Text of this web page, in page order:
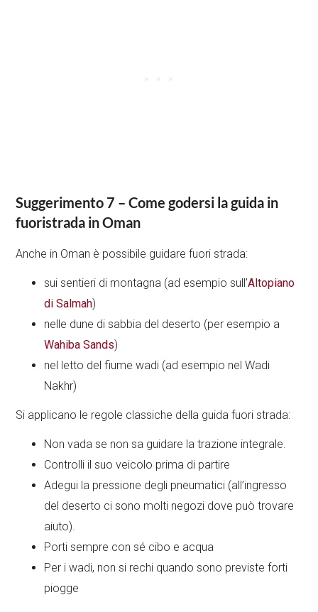
Suggerimento 7 – Come godersi la guida in
fuoristrada in Oman
Anche in Oman è possibile guidare fuori strada:
sui sentieri di montagna (ad esempio sull’Altopiano
di Salmah)
nelle dune di sabbia del deserto (per esempio a
Wahiba Sands)
nel letto del fiume wadi (ad esempio nel Wadi
Nakhr)
Si applicano le regole classiche della guida fuori strada:
Non vada se non sa guidare la trazione integrale.
Controlli il suo veicolo prima di partire
Adegui la pressione degli pneumatici (all’ingresso
del deserto ci sono molti negozi dove può trovare
aiuto).
Porti sempre con sé cibo e acqua
Per i wadi, non si rechi quando sono previste forti
piogge